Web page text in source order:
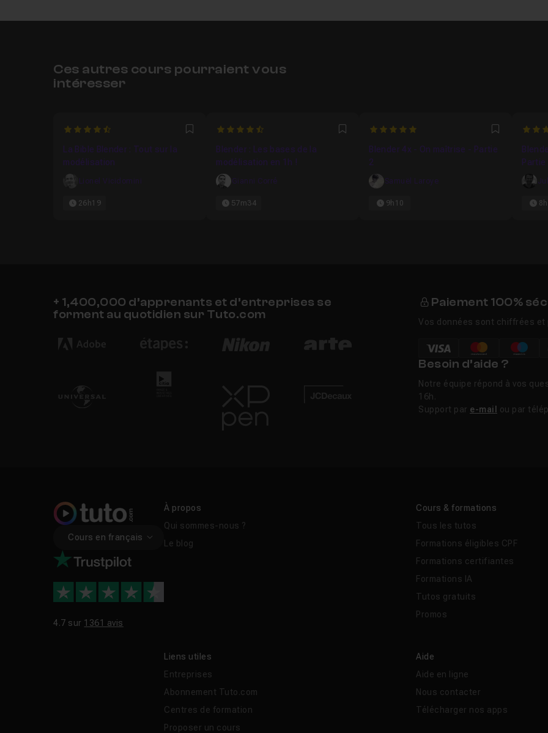
Ces autres cours pourraient vous
intéresser
4.9130434782609 Favori
La Bible Blender : Tout sur la
modélisation
Lionel Vicidomini
26h19
4.9 Favori
Blender : Les bases de la
modélisation en 1h !
Gianni Corré
57m34
5 Favori
Blender 4x - On maîtrise - Partie
2
Samuël Laroye
9h10
5
Partie
+ 1,400,000 d’apprenants et d’entreprises se
forment au quotidien sur Tuto.com
Paiement 100%
Vos données sont chiffrées
Besoin d’aide ?
Notre équipe répond à vos
16h.
Support par e-mail ou par
Cours en français
4.7 sur 1361 avis
À propos
Qui sommes-nous ?
Le blog
Cours & formations
Tous les tutos
Formations éligibles CPF
Formations certifiantes
Formations IA
Tutos gratuits
Promos
Liens utiles
Entreprises
Abonnement Tuto.com
Centres de formation
Proposer un cours
Aide
Aide en ligne
Nous contacter
Télécharger nos apps